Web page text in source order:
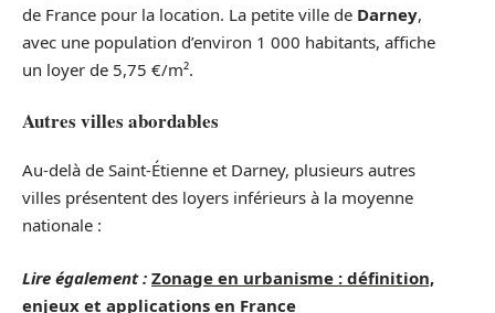
de France pour la location. La petite ville de Darney,
avec une population d’environ 1 000 habitants, affiche
un loyer de 5,75 €/m².
Autres villes abordables
Au-delà de Saint-Étienne et Darney, plusieurs autres
villes présentent des loyers inférieurs à la moyenne
nationale :
Lire également : Zonage en urbanisme : définition,
enjeux et applications en France